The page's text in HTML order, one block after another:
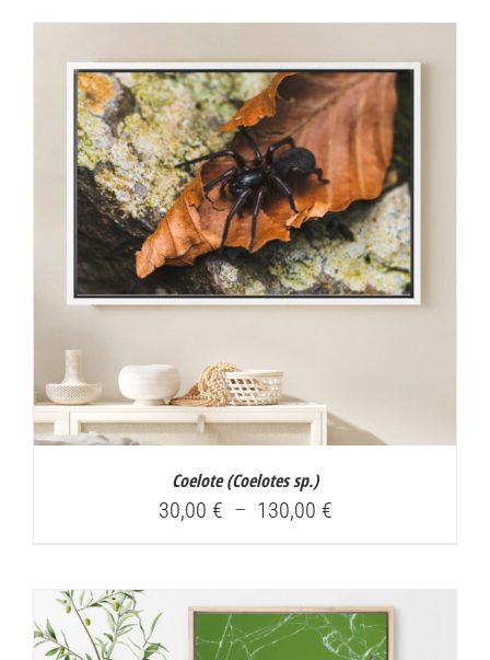
à
130,00 €
Coelote (Coelotes sp.)
30,00 € – 130,00 €Plage
30,00 €
à